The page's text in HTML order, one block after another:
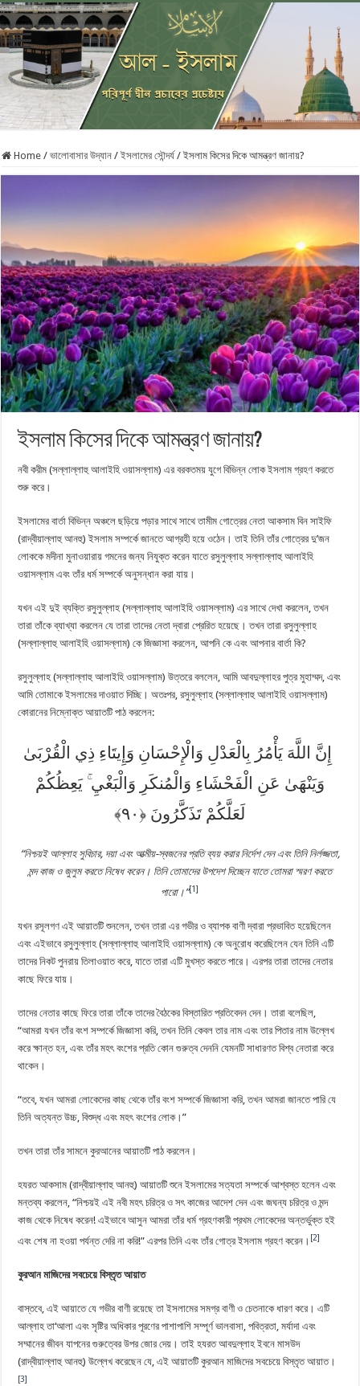
Home / ভালোবাসার ‎উদ্যান / ইসলামের সৌন্দর্য / ইসলাম কিসের দিকে ‎আমন্ত্রণ জানায়? ‎
ইসলাম কিসের দিকে ‎আমন্ত্রণ জানায়? ‎
নবী করীম (সল্লাল্লাহু আলাইহি ওয়াসল্লাম) এর বরকতময় যুগে বিভিন্ন লোক ইসলাম গ্রহণ করতে
শুরু করে।
ইসলামের বার্তা বিভিন্ন অঞ্চলে ছড়িয়ে পড়ার সাথে সাথে তামীম গোত্রের নেতা আকসাম বিন সাইফি
(রাদ্বীয়াল্লাহু আনহু) ইসলাম সম্পর্কে জানতে আগ্রহী হয়ে ওঠেন। তাই তিনি তাঁর গোত্রের দু’জন
লোককে মদীনা মুনাওয়ারায় গমনের জন্য নিযুক্ত করেন যাতে রসুলুল্লাহ সল্লাল্লাহু আলাইহি
ওয়াসল্লাম এবং তাঁর ধর্ম সম্পর্কে অনুসন্ধান করা যায়।
যখন এই দুই ব্যক্তি রসুলুল্লাহ (সল্লাল্লাহু আলাইহি ওয়াসল্লাম) এর সাথে দেখা করলেন, তখন
তারা তাঁকে ব্যাখ্যা করলেন যে তারা তাদের নেতা দ্বারা প্রেরিত হয়েছে। তখন তারা রসুলুল্লাহ
(সল্লাল্লাহু আলাইহি ওয়াসল্লাম) কে জিজ্ঞাসা করলেন, আপনি কে এবং আপনার বার্তা কি?
রসুলুল্লাহ (সল্লাল্লাহু আলাইহি ওয়াসল্লাম) উত্তরে বললেন, আমি আবদুল্লাহর পুত্র মুহাম্মদ, এবং
আমি তোমাকে ইসলামের দাওয়াত দিচ্ছি। অতঃপর, রসুলুল্লাহ (সল্লাল্লাহু আলাইহি ওয়াসল্লাম)
কোরানের নিম্নোক্ত আয়াতটি পাঠ করলেন:
إِنَّ اللَّهَ يَأْمُرُ بِالْعَدْلِ وَالْإِحْسَانِ وَإِيتَاءِ ذِي الْقُرْبَىٰ
وَيَنْهَىٰ عَنِ الْفَحْشَاءِ وَالْمُنكَرِ وَالْبَغْيِۚ يَعِظُكُمْ
لَعَلَّكُمْ تَذَكَّرُونَ
“নিশ্চয়ই আল্লাহ সুবিচার, দয়া এবং আত্মীয়-স্বজনের প্রতি ব্যয় করার নির্দেশ দেন এবং তিনি নির্লজ্জতা,
মন্দ কাজ ও জুলুম করতে নিষেধ করেন। তিনি তোমাদের উপদেশ দিচ্ছেন যাতে তোমরা স্মরণ করতে
পারো।”[1]
যখন রসূলগণ এই আয়াতটি শুনলেন, তখন তারা এর গভীর ও ব্যাপক বাণী দ্বারা প্রভাবিত হয়েছিলেন
এবং এইভাবে রসুলুল্লাহ (সল্লাল্লাহু আলাইহি ওয়াসল্লাম) কে অনুরোধ করেছিলেন যেন তিনি এটি
তাদের নিকট পুনরায় তিলাওয়াত করে, যাতে তারা এটি মুখস্ত করতে পারে। এরপর তারা তাদের নেতার
কাছে ফিরে যায়।
তাদের নেতার কাছে ফিরে তারা তাঁকে তাদের বৈঠকের বিস্তারিত প্রতিবেদন দেন। তারা বলেছিল,
“আমরা যখন তাঁর বংশ সম্পর্কে জিজ্ঞাসা করি, তখন তিনি কেবল তার নাম এবং তার পিতার নাম উল্লেখ
করে ক্ষান্ত হন, এবং তাঁর মহৎ বংশের প্রতি কোন গুরুত্ব দেননি যেমনটি সাধারণত বিশ্ব নেতারা করে
থাকেন।
“তবে, যখন আমরা লোকেদের কাছ থেকে তাঁর বংশ সম্পর্কে জিজ্ঞাসা করি, তখন আমরা জানতে পারি যে
তিনি অত্যন্ত উচ্চ, বিশুদ্ধ এবং মহৎ বংশের লোক।”
তখন তারা তাঁর সামনে কুরআনের আয়াতটি পাঠ করলেন।
হযরত আকসাম (রাদ্বীয়াল্লাহু আনহু) আয়াতটি শুনে ইসলামের সত্যতা সম্পর্কে আশ্বস্ত হলেন এবং
মন্তব্য করলেন, “নিশ্চয়ই এই নবী মহৎ চরিত্র ও সৎ কাজের আদেশ দেন এবং জঘন্য চরিত্র ও মন্দ
কাজ থেকে নিষেধ করেন! এইভাবে আসুন আমরা তাঁর ধর্ম গ্রহণকারী প্রথম লোকেদের অন্তর্ভুক্ত হই
এবং শেষ না হওয়া পর্যন্ত দেরি না করি!” এরপর তিনি এবং তাঁর গোত্র ইসলাম গ্রহণ করেন। [2]
কুরআন মাজিদের সবচেয়ে বিস্তৃত আয়াত
বাস্তবে, এই আয়াতে যে গভীর বাণী রয়েছে তা ইসলামের সমগ্র বাণী ও চেতনাকে ধারণ করে। এটি
আল্লাহ তা‘আলা এবং সৃষ্টির অধিকার পূরণের পাশাপাশি সম্পূর্ণ ভালবাসা, পবিত্রতা, মর্যাদা এবং
সম্মানের জীবন যাপনের গুরুত্বের উপর জোর দেয়। তাই হযরত আবদুল্লাহ ইবনে মাসউদ
(রাদ্বীয়াল্লাহু আনহু) উল্লেখ করেছেন যে, এই আয়াতটি কুরআন মাজিদের সবচেয়ে বিস্তৃত আয়াত।
[3]